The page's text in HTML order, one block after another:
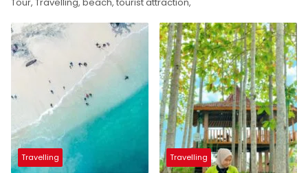
Travelling Travelling